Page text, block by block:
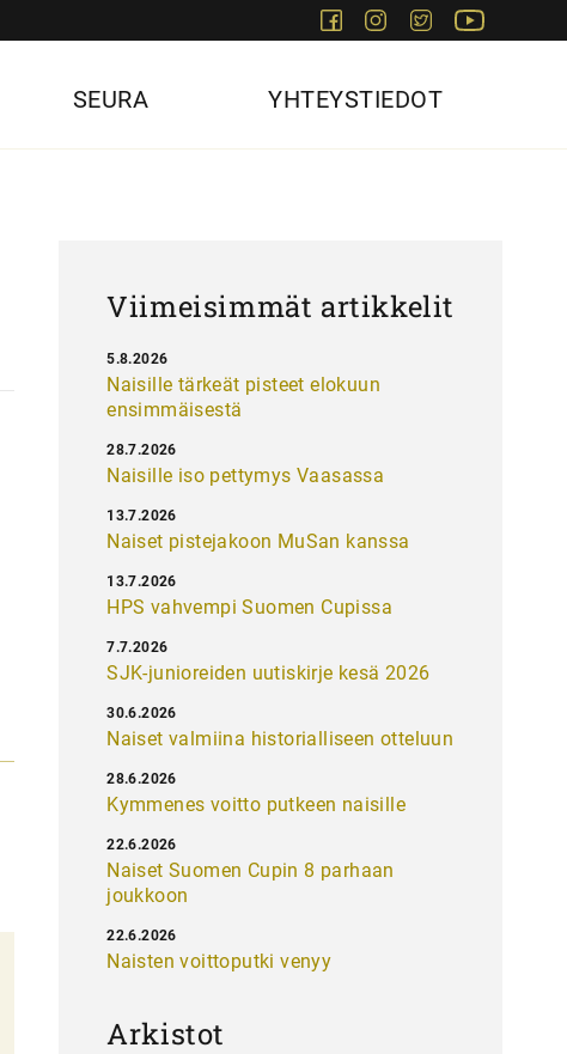
FacebookInstagram
Twitter
SEURA YHTEYSTIEDOT
Viimeisimmät artikkelit
Naisille tärkeät pisteet elokuun
ensimmäisestä
5.8.2026
Naisille iso pettymys Vaasassa
28.7.2026
Naiset pistejakoon MuSan kanssa
13.7.2026
HPS vahvempi Suomen Cupissa
13.7.2026
SJK-junioreiden uutiskirje kesä 2026
7.7.2026
Naiset valmiina historialliseen otteluun
30.6.2026
Kymmenes voitto putkeen naisille
28.6.2026
Naiset Suomen Cupin 8 parhaan
joukkoon
22.6.2026
Naisten voittoputki venyy
22.6.2026
Arkistot